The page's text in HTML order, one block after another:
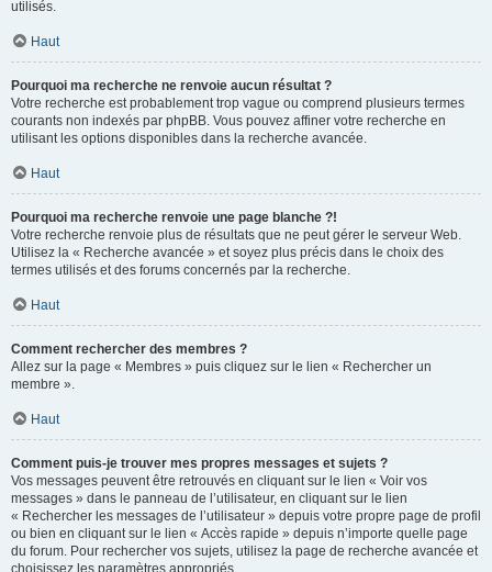
utilisés.
Haut
Pourquoi ma recherche ne renvoie aucun résultat ?
Votre recherche est probablement trop vague ou comprend plusieurs termes
courants non indexés par phpBB. Vous pouvez affiner votre recherche en
utilisant les options disponibles dans la recherche avancée.
Haut
Pourquoi ma recherche renvoie une page blanche ?!
Votre recherche renvoie plus de résultats que ne peut gérer le serveur Web.
Utilisez la « Recherche avancée » et soyez plus précis dans le choix des
termes utilisés et des forums concernés par la recherche.
Haut
Comment rechercher des membres ?
Allez sur la page « Membres » puis cliquez sur le lien « Rechercher un
membre ».
Haut
Comment puis-je trouver mes propres messages et sujets ?
Vos messages peuvent être retrouvés en cliquant sur le lien « Voir vos
messages » dans le panneau de l’utilisateur, en cliquant sur le lien
« Rechercher les messages de l’utilisateur » depuis votre propre page de profil
ou bien en cliquant sur le lien « Accès rapide » depuis n’importe quelle page
du forum. Pour rechercher vos sujets, utilisez la page de recherche avancée et
choisissez les paramètres appropriés.